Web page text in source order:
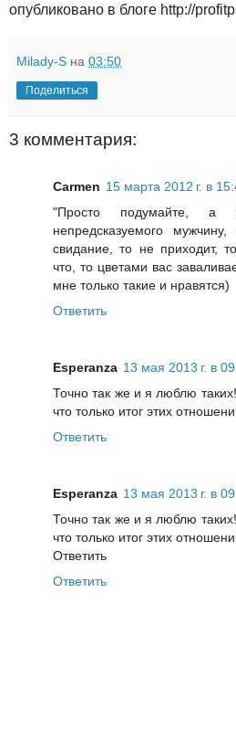
опубликовано в блоге http://
Milady-S на 03:50
Поделиться
3 комментария:
Carmen 15 марта 2012 г. в
"Просто подумайте,
непредсказуемого
свидание, то не приходит,
что, то цветами вас
мне только такие и нравятся)
Ответить
Esperanza 13 мая 2013 г. в
Точно так же и я люблю
что только итог этих
Ответить
Esperanza 13 мая 2013 г. в
Точно так же и я люблю
что только итог этих
Ответить
Ответить